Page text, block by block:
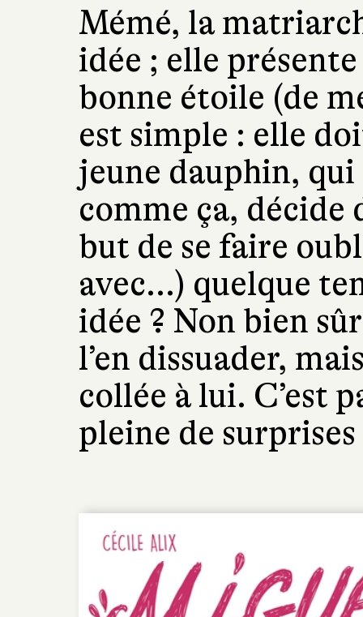
Mémé, la
idée ; elle
bonne étoile (de
est simple : elle
jeune dauphin, qui
comme ça, décide
but de se faire
avec...) quelque
idée ? Non bien
l’en dissuader,
collée à lui. C’est
pleine de